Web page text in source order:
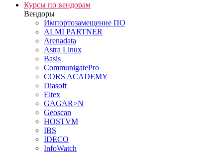
Курсы по вендорам
Вендоры
Импортозамещение ПО
ALMI PARTNER
Arenadata
Astra Linux
Basis
CommunigatePro
CORS ACADEMY
Diasoft
Eltex
GAGAR>N
Geoscan
HOSTVM
IBS
IDECO
InfoWatch